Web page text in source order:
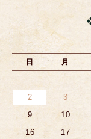
日 月
2
3
9
10
16
17